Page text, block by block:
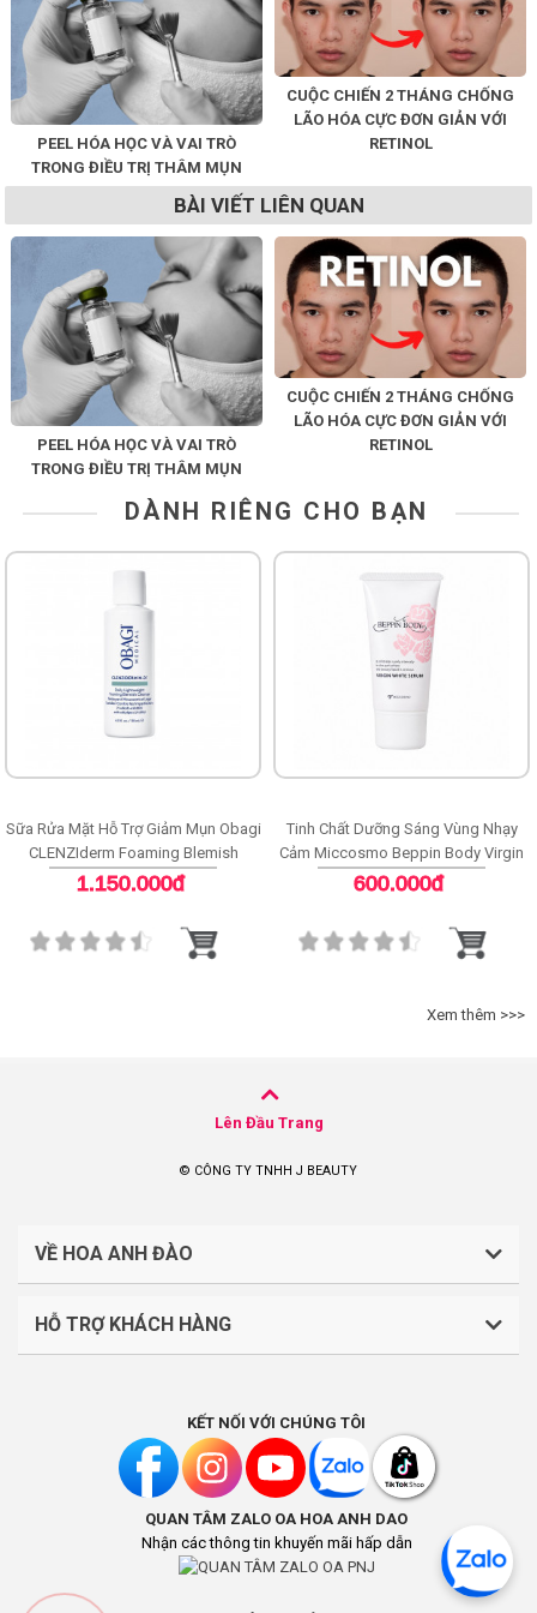
PEEL HÓA HỌC VÀ VAI TRÒ
TRONG ĐIỀU TRỊ THÂM MỤN
CUỘC CHIẾN 2 THÁNG CHỐNG
LÃO HÓA CỰC ĐƠN GIẢN VỚI
RETINOL
BÀI VIẾT LIÊN QUAN
PEEL HÓA HỌC VÀ VAI TRÒ
TRONG ĐIỀU TRỊ THÂM MỤN
CUỘC CHIẾN 2 THÁNG CHỐNG
LÃO HÓA CỰC ĐƠN GIẢN VỚI
RETINOL
DÀNH RIÊNG CHO BẠN
Sữa Rửa Mặt Hỗ Trợ Giảm Mụn Obagi
CLENZIderm Foaming Blemish
Cleanser
1.150.000đ
Tinh Chất Dưỡng Sáng Vùng Nhạy
Cảm Miccosmo Beppin Body Virgin
White Serum
600.000đ
Xem thêm >>>
Lên Đầu Trang
© CÔNG TY TNHH J BEAUTY
VỀ HOA ANH ĐÀO
CÔNG TY TNHH J BEAUTY
Liên hệ: (028).7303.9118
Địa điểm kinh doanh: Lầu 1, số 242-244 Hai Bà Trưng,
Phường Tân Định, Thành phố Hồ Chí Minh, Việt Nam
HỖ TRỢ KHÁCH HÀNG
Chính sách vận chuyển, giao nhận
Chính sách đổi trả và hoàn tiền
Chính sách bảo mật
Khách hàng thân thiết
KẾT NỐI VỚI CHÚNG TÔI
QUAN TÂM ZALO OA HOA ANH DAO
Nhận các thông tin khuyến mãi hấp dẫn